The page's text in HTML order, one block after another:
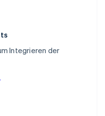
Integrieren der